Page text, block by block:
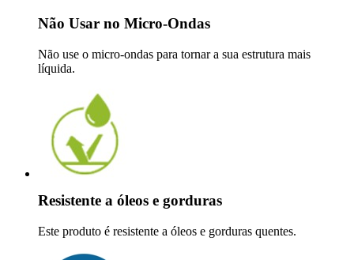
Não Usar no Micro-Ondas
Não use o micro-ondas para tornar a sua estrutura mais
líquida.
Resistente a óleos e gorduras
Este produto é resistente a óleos e gorduras quentes.